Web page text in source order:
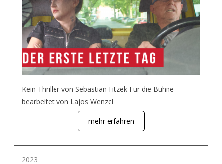
Kein Thriller von Sebastian Fitzek Für die Bühne
bearbeitet von Lajos Wenzel
mehr erfahren
2023